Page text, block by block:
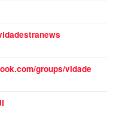
groups/vidade